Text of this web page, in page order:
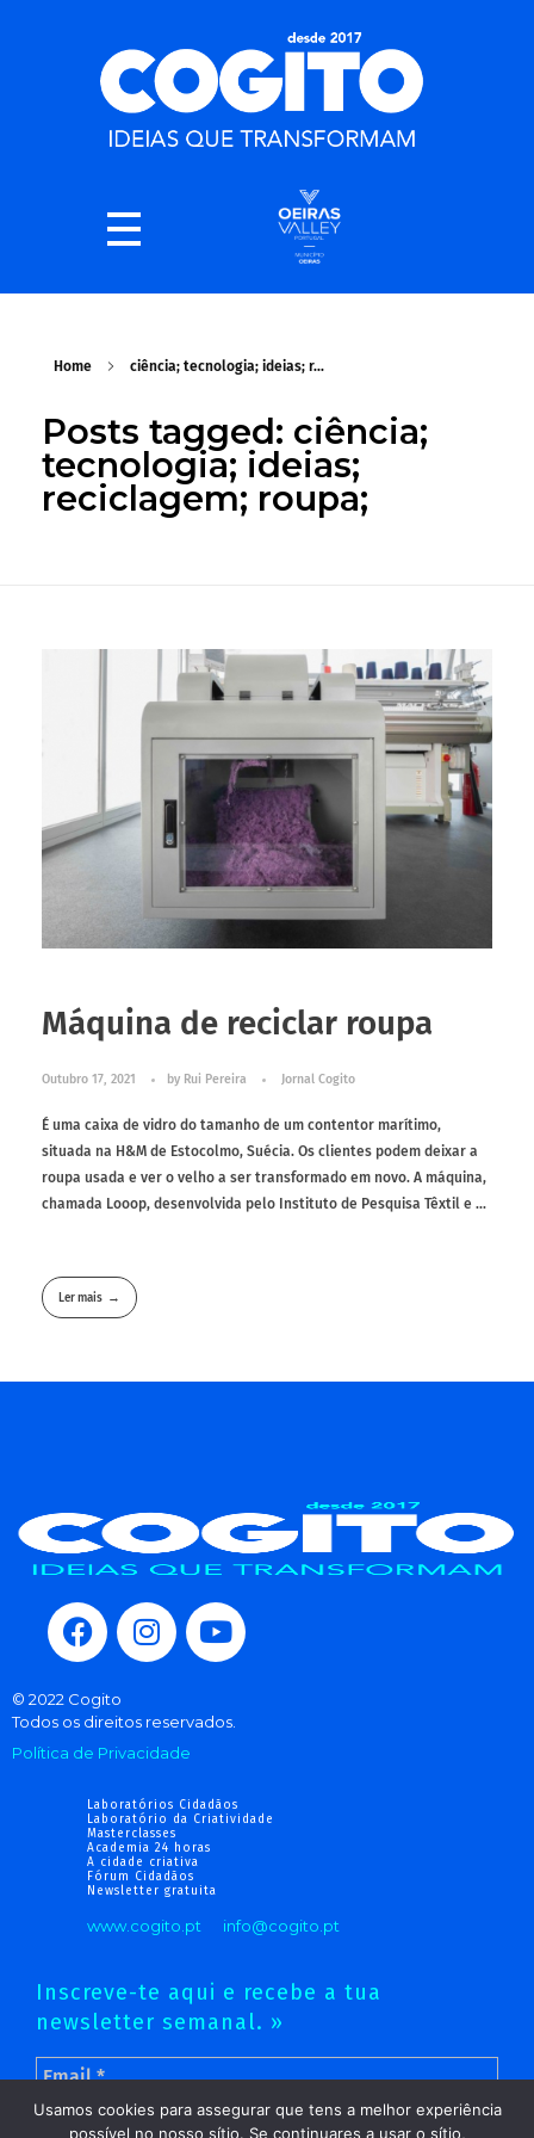
Home ciência; tecnologia; ideias; r...
Posts tagged: ciência;
tecnologia; ideias;
reciclagem; roupa;
Máquina de reciclar roupa
Outubro 17, 2021 by Rui Pereira Jornal Cogito
É uma caixa de vidro do tamanho de um contentor marítimo,
situada na H&M de Estocolmo, Suécia. Os clientes podem deixar a
roupa usada e ver o velho a ser transformado em novo. A máquina,
chamada Looop, desenvolvida pelo Instituto de Pesquisa Têxtil e ...
Ler mais
© 2022 Cogito
Todos os direitos reservados.
Política de Privacidade
Laboratórios Cidadãos
Laboratório da Criatividade
Masterclasses
Academia 24 horas
A cidade criativa
Fórum Cidadãos
Newsletter gratuita
www.cogito.pt info@cogito.pt
Inscreve-te aqui e recebe a tua
newsletter semanal. »
Usamos cookies para assegurar que tens a melhor experiência
possível no nosso sítio. Se continuares a usar o sítio,